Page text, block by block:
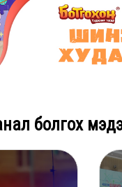
болгох